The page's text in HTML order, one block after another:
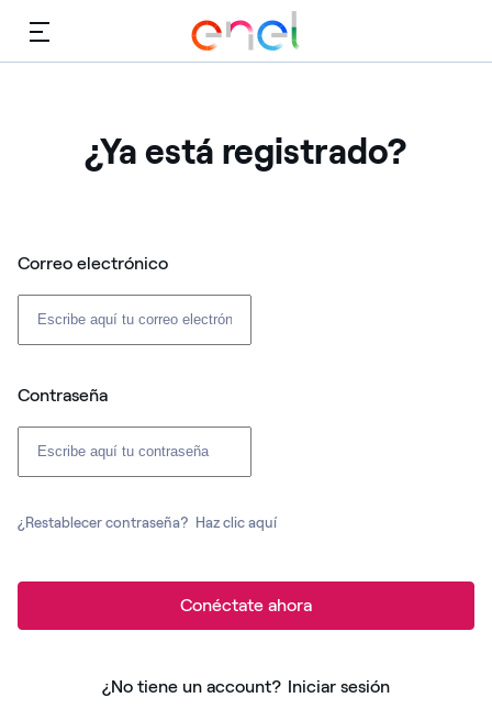
Menú
¿Ya está registrado?
Correo electrónico
Contraseña
¿Restablecer contraseña? Haz clic aquí
Conéctate ahora
¿No tiene un account? Iniciar sesión